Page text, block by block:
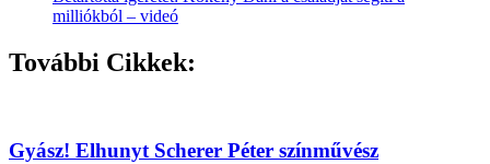
milliókból – videó
További Cikkek:
Gyász! Elhunyt Scherer Péter színművész